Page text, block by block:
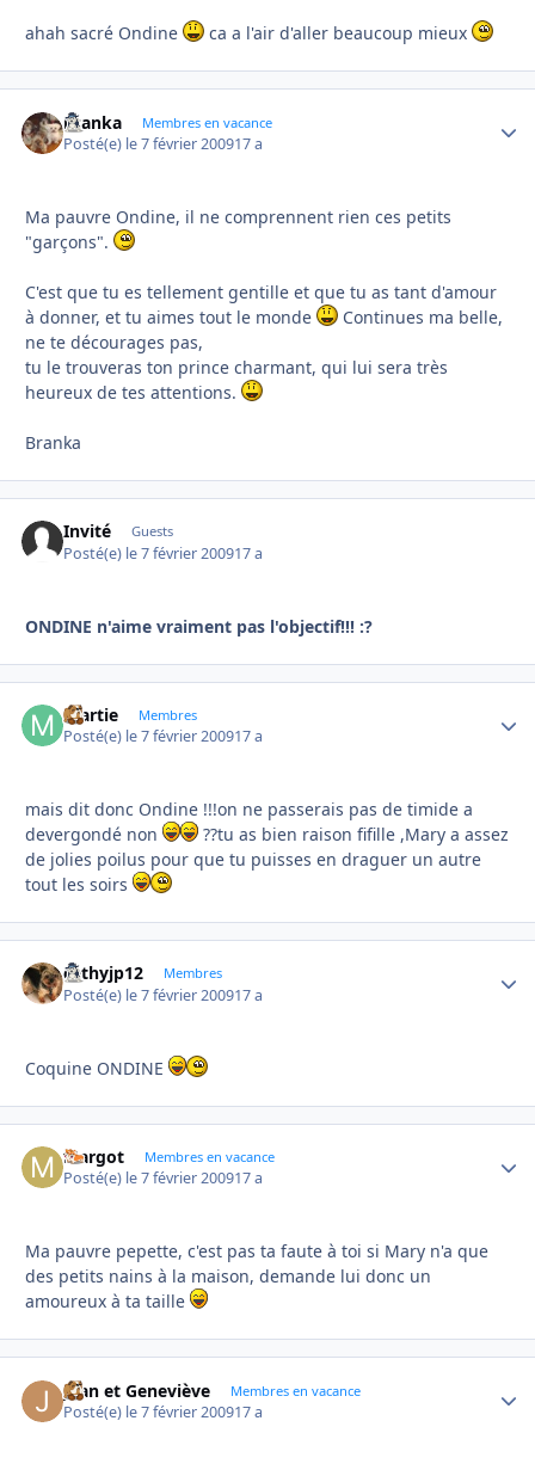
ahah sacré Ondine ca a l'air d'aller beaucoup mieux
branka Membres en vacance
Posté(e) le 7 février 200917 a
Ma pauvre Ondine, il ne comprennent rien ces petits
"garçons".
C'est que tu es tellement gentille et que tu as tant d'amour
à donner, et tu aimes tout le monde
Continues ma belle,
ne te décourages pas,
tu le trouveras ton prince charmant, qui lui sera très
heureux de tes attentions.
Branka
Invité Guests
Posté(e) le 7 février 200917 a
ONDINE n'aime vraiment pas l'objectif!!! :?
martie Membres
Posté(e) le 7 février 200917 a
mais dit donc Ondine !!!on ne passerais pas de timide a
devergondé non
??tu as bien raison fifille ,Mary a assez
de jolies poilus pour que tu puisses en draguer un autre
tout les soirs
cathyjp12 Membres
Posté(e) le 7 février 200917 a
Coquine ONDINE
Margot Membres en vacance
Posté(e) le 7 février 200917 a
Ma pauvre pepette, c'est pas ta faute à toi si Mary n'a que
des petits nains à la maison, demande lui donc un
amoureux à ta taille
Jean et Geneviève Membres en vacance
Posté(e) le 7 février 200917 a